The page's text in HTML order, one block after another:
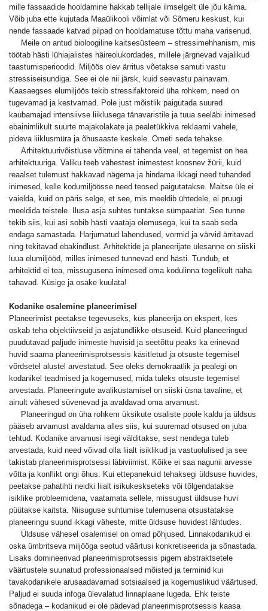
mille fassaadide hooldamine hakkab tellijale ilmselgelt üle jõu käima.
Võib juba ette kujutada Maaülikooli võimlat või Sõmeru keskust, kui
nende fassaade katvad pilpad on hooldamatuse tõttu maha varisenud.
Meile on antud bioloogiline kaitsesüsteem – stressimehhanism, mis
töötab hästi lühiajalistes häireolukordades, millele järgnevad vajalikud
taastumisperioodid. Miljöös olev ärritus võetakse samuti vastu
stressiseisundiga. See ei ole nii järsk, kuid seevastu painavam.
Kaasaegses elumiljöös tekib stressifaktoreid üha rohkem, need on
tugevamad ja kestvamad. Pole just mõistlik paigutada suured
kaubamajad intensiivse liiklusega tänavaristile ja tuua seeläbi inimesed
ebainimlikult suurte majakolakate ja pealetükkiva reklaami vahele,
pideva liiklusmüra ja õhusaaste keskele. Ometi seda tehakse.
Arhitektuurivõistluse võitmine ei tähenda veel, et tegemist on hea
arhitektuuriga. Valiku teeb vähestest inimestest koosnev žürii, kuid
reaalset tulemust hakkavad nägema ja hindama ikkagi need tuhanded
inimesed, kelle kodumiljöösse need teosed paigutatakse. Maitse üle ei
vaielda, kuid on päris selge, et see, mis meeldib ühtedele, ei pruugi
meeldida teistele. Ilusa asja suhtes tuntakse sümpaatiat. See tunne
tekib siis, kui asi sobib hästi vaataja olemusega, kui ta saab seda
endaga samastada. Harjumatud lahendused, vormid ja värvid ärritavad
ning tekitavad ebakindlust. Arhitektide ja planeerijate ülesanne on siiski
luua elumiljööd, milles inimesed tunnevad end hästi. Tundub, et
arhitektid ei tea, missugusena inimesed oma kodulinna tegelikult näha
tahavad. Küsige ja osake kuulata!
Kodanike osalemine planeerimisel
Planeerimist peetakse tegevuseks, kus planeerija on ekspert, kes
oskab teha objektiivseid ja asjatundlikke otsuseid. Kuid planeeringud
puudutavad paljude inimeste huvisid ja seetõttu peaks ka erinevad
huvid saama planeerimisprotsessis käsitletud ja otsuste tegemisel
võrdsetel alustel arvestatud. See oleks demokraatlik ja pealegi on
kodanikel teadmised ja kogemused, mida tuleks otsuste tegemisel
arvestada. Planeeringute avalikustamisel on siiski üsna tavaline, et
ainult vähesed süvenevad ja avaldavad oma arvamust.
Planeeringud on üha rohkem üksikute osaliste poole kaldu ja üldsus
pääseb arvamust avaldama alles siis, kui suuremad otsused on juba
tehtud. Kodanike arvamusi isegi välditakse, sest nendega tuleb
arvestada, kuid need võivad olla liialt isiklikud ja vastuolulised ja see
takistab planeerimisprotsessi läbiviimist. Kõike ei saa nagunii arvesse
võtta ja konflikt ongi õhus. Kui ettepanekuid tehaksegi üldsuse huvides,
peetakse pahatihti neidki liialt isikukeskseteks või tõlgendatakse
isiklike probleemidena, vaatamata sellele, missugust üldsuse huvi
püütakse kaitsta. Niisuguse suhtumise tulemusena otsustatakse
planeeringu suund ikkagi väheste, mitte üldsuse huvidest lähtudes.
Üldsuse vähesel osalemisel on omad põhjused. Linnakodanikud ei
oska ümbritseva miljööga seotud väärtusi konkretiseerida ja sõnastada.
Lisaks domineerivad planeerimisprotsessis pigem abstraktsetele
väärtustele suunatud professionaalsed mõisted ja terminid kui
tavakodanikele arusaadavamad sotsiaalsed ja kogemuslikud väärtused.
Paljud ei suuda infoga ülevalatud linnaplaane lugeda. Ehk teiste
sõnadega – kodanikud ei ole pädevad planeerimisprotsessis kaasa